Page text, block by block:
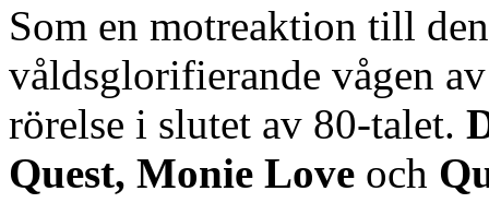
Som en motreaktion till
våldsglorifierande vågen
rörelse i slutet av 80-talet.
Quest, Monie Love och